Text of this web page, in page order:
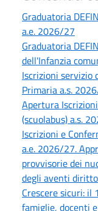
Graduatoria
a.e. 2026/27
Graduatoria
dell'Infanzia
Iscrizioni servizio
Primaria a.s.
Apertura
(scuolabus) a.s.
Iscrizioni e
a.e. 2026/27.
provvisorie dei
degli aventi
Crescere sicuri: il
famiglie, docenti